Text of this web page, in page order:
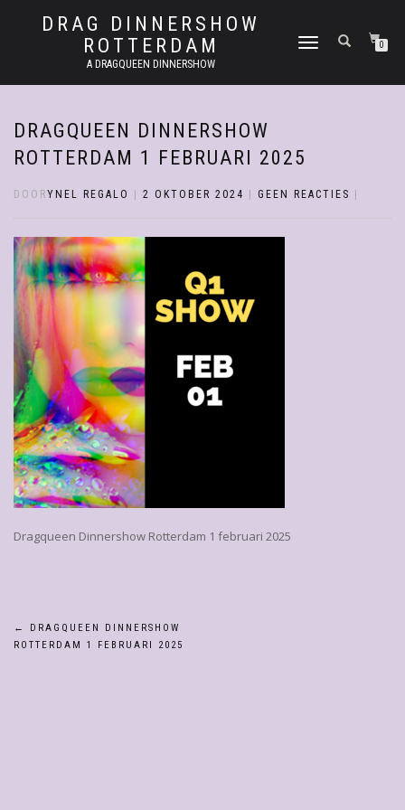
DRAG DINNERSHOW
ROTTERDAM
A DRAGQUEEN DINNERSHOW
SCHAKEL
0
DRAGQUEEN DINNERSHOW
ROTTERDAM 1 FEBRUARI 2025
DOORYNEL REGALO 2 OKTOBER 2024 GEEN REACTIES
Dragqueen Dinnershow Rotterdam 1 februari 2025
Bericht
←
DRAGQUEEN DINNERSHOW
ROTTERDAM 1 FEBRUARI 2025